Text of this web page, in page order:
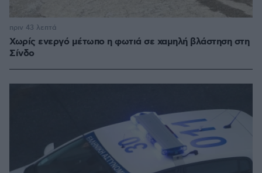
Χωρίς ενεργό μέτωπο η φωτιά σε χαμηλή βλάστηση στη
Σίνδο
πριν 43 λεπτά